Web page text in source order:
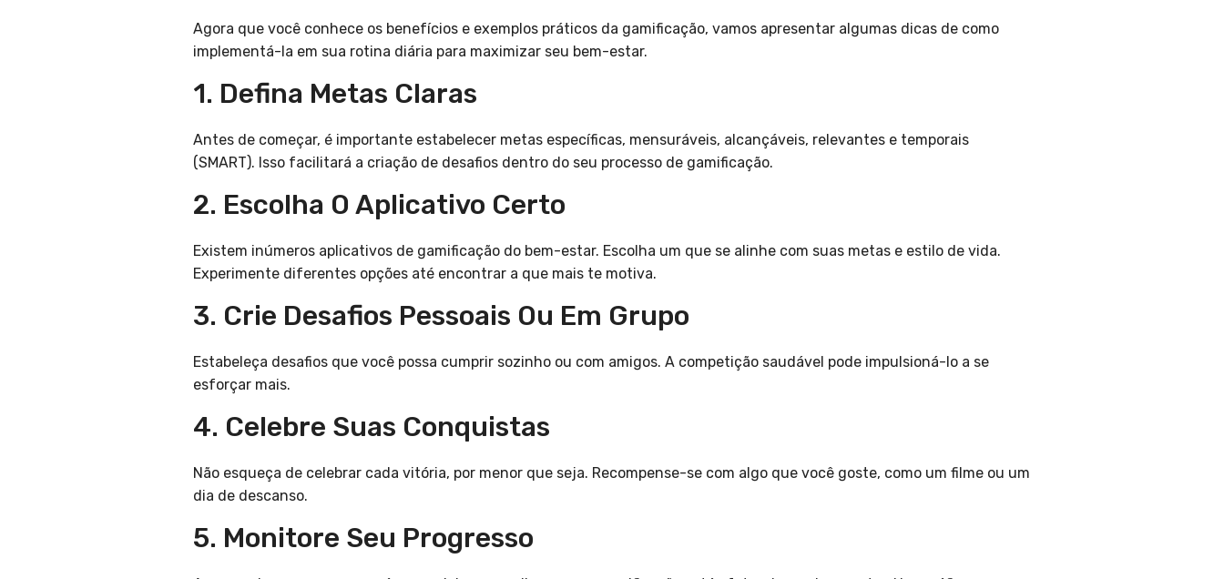
Agora que você conhece os benefícios e exemplos práticos da gamificação, vamos apresentar algumas dicas de como
implementá-la em sua rotina diária para maximizar seu bem-estar.
1. Defina Metas Claras
Antes de começar, é importante estabelecer metas específicas, mensuráveis, alcançáveis, relevantes e temporais
(SMART). Isso facilitará a criação de desafios dentro do seu processo de gamificação.
2. Escolha O Aplicativo Certo
Existem inúmeros aplicativos de gamificação do bem-estar. Escolha um que se alinhe com suas metas e estilo de vida.
Experimente diferentes opções até encontrar a que mais te motiva.
3. Crie Desafios Pessoais Ou Em Grupo
Estabeleça desafios que você possa cumprir sozinho ou com amigos. A competição saudável pode impulsioná-lo a se
esforçar mais.
4. Celebre Suas Conquistas
Não esqueça de celebrar cada vitória, por menor que seja. Recompense-se com algo que você goste, como um filme ou um
dia de descanso.
5. Monitore Seu Progresso